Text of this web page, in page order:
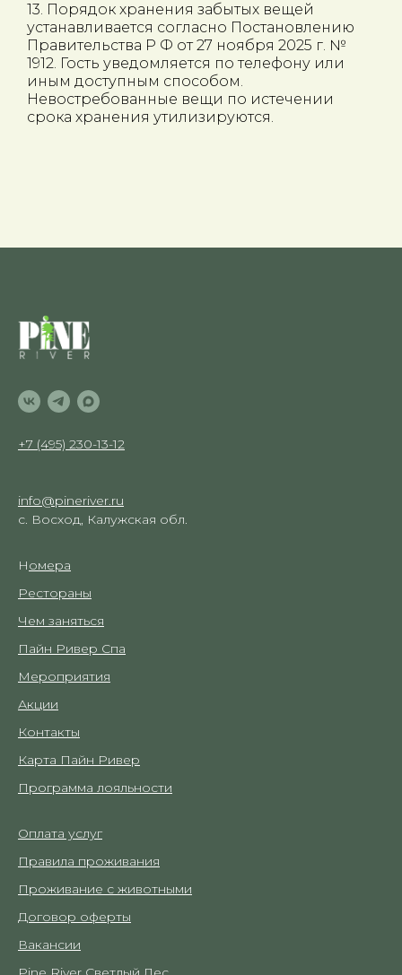
13. Порядок хранения забытых вещей
устанавливается согласно Постановлению
Правительства Р Ф от 27 ноября 2025 г. №
1912. Гость уведомляется по телефону или
иным доступным способом.
Невостребованные вещи по истечении
срока хранения утилизируются.
+7 (495) 230-13-12
info@pineriver.ru
с. Восход, Калужская обл.
Номера
Рестораны
Чем заняться
Пайн Ривер Спа
Мероприятия
Акции
Контакты
Карта Пайн Ривер
Программа лояльности
Оплата услуг
Правила проживания
Проживание с животными
Договор оферты
Вакансии